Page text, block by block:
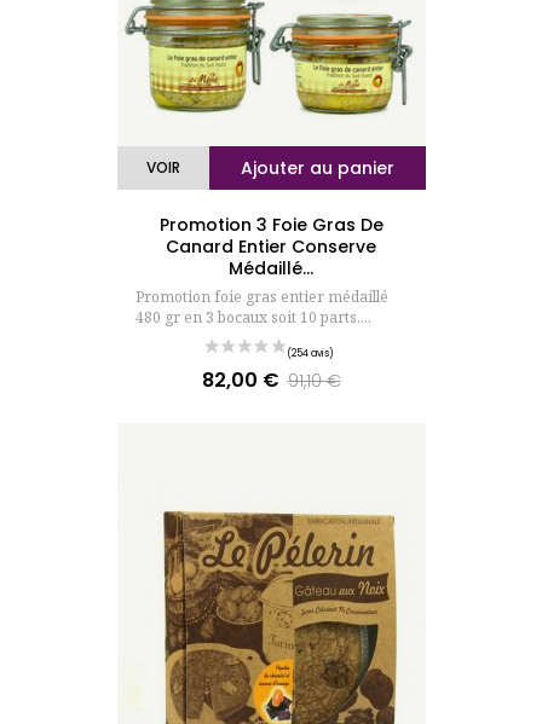
Ajouter au panier
VOIR
Promotion 3 Foie Gras De
Canard Entier Conserve
Médaillé...
Promotion foie gras entier médaillé
480 gr en 3 bocaux soit 10 parts....
Prix
82,00 € Prix
91,10 €